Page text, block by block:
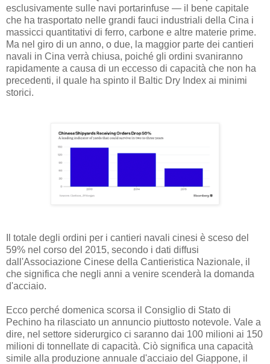
esclusivamente sulle navi portarinfuse — il bene capitale
che ha trasportato nelle grandi fauci industriali della Cina i
massicci quantitativi di ferro, carbone e altre materie prime.
Ma nel giro di un anno, o due, la maggior parte dei cantieri
navali in Cina verrà chiusa, poiché gli ordini svaniranno
rapidamente a causa di un eccesso di capacità che non ha
precedenti, il quale ha spinto il Baltic Dry Index ai minimi
storici.
Il totale degli ordini per i cantieri navali cinesi è sceso del
59% nel corso del 2015, secondo i dati diffusi
dall'Associazione Cinese della Cantieristica Nazionale, il
che significa che negli anni a venire scenderà la domanda
d'acciaio.
Ecco perché domenica scorsa il Consiglio di Stato di
Pechino ha rilasciato un annuncio piuttosto notevole. Vale a
dire, nel settore siderurgico ci saranno dai 100 milioni ai 150
milioni di tonnellate di capacità. Ciò significa una capacità
simile alla produzione annuale d'acciaio del Giappone, il